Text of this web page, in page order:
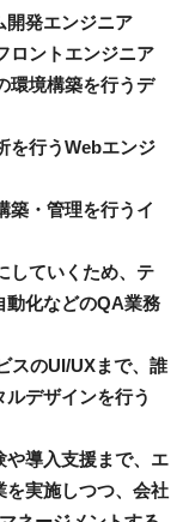
開発エンジニア
ロントエンジニア
環境構築を行うデ
を行うWebエンジ
築・管理を行うイ
していくため、テ
動化などのQA業務
スのUI/UXまで、誰
デザインを行う
や導入支援まで、エ
を実施しつつ、会社